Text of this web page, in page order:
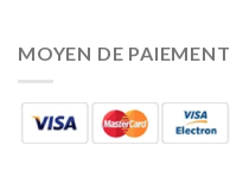
MOYEN DE PAIEMENT